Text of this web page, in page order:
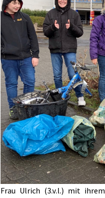
Frau Ulrich (3.v.l.) mit